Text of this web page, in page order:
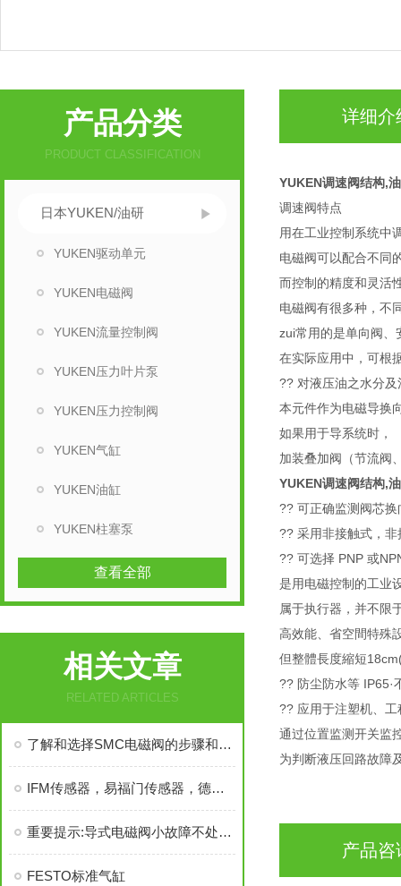
产品分类
PRODUCT CLASSIFICATION
日本YUKEN/油研
YUKEN驱动单元
YUKEN电磁阀
YUKEN流量控制阀
YUKEN压力叶片泵
YUKEN压力控制阀
YUKEN气缸
YUKEN油缸
YUKEN柱塞泵
查看全部
相关文章
RELATED ARTICLES
了解和选择SMC电磁阀的步骤和依据是非常重要的
IFM传感器，易福门传感器，德爱福门传感器，IFM
重要提示:导式电磁阀小故障不处理可能会演变成大问题
FESTO标准气缸
详细介
YUKEN调速阀结构,
调速阀特点
用在工业控制系统中
电磁阀可以配合不同
而控制的精度和灵活
电磁阀有很多种，不
zui常用的是单向阀、
在实际应用中，可根
?? 对液压油之水分
本元件作为电磁导换
如果用于导系统时，
加装叠加阀（节流阀
YUKEN调速阀结构,
?? 可正确监测阀芯换
?? 采用非接触式，
?? 可选择 PNP 或
是用电磁控制的工业
属于执行器，并不限
高效能、省空間特殊
但整體長度縮短
?? 防尘防水等 IP65·
?? 应用于注塑机、
通过位置监测开关监
为判断液压回路故障
产品咨